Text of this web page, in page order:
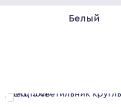
Белый